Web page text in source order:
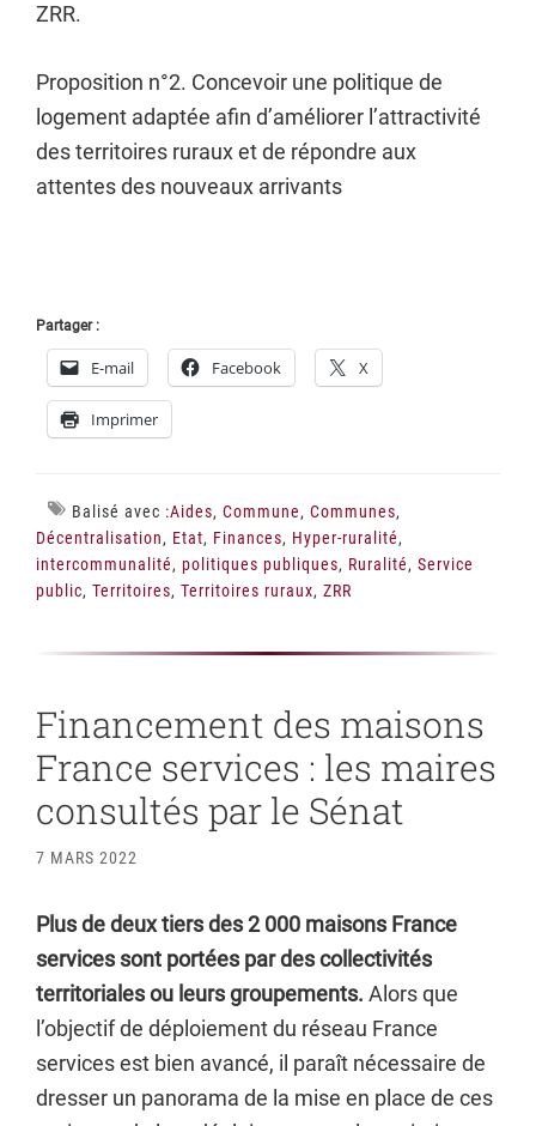
ZRR.
Proposition n°2. Concevoir une politique de
logement adaptée afin d’améliorer l’attractivité
des territoires ruraux et de répondre aux
attentes des nouveaux arrivants
Partager :
E-mail Facebook X
Imprimer
Balisé avec :Aides, Commune, Communes,
Décentralisation, Etat, Finances, Hyper-ruralité,
intercommunalité, politiques publiques, Ruralité, Service
public, Territoires, Territoires ruraux, ZRR
Financement des maisons
France services : les maires
consultés par le Sénat
7 MARS 2022
Plus de deux tiers des 2 000 maisons France
services sont portées par des collectivités
territoriales ou leurs groupements. Alors que
l’objectif de déploiement du réseau France
services est bien avancé, il paraît nécessaire de
dresser un panorama de la mise en place de ces